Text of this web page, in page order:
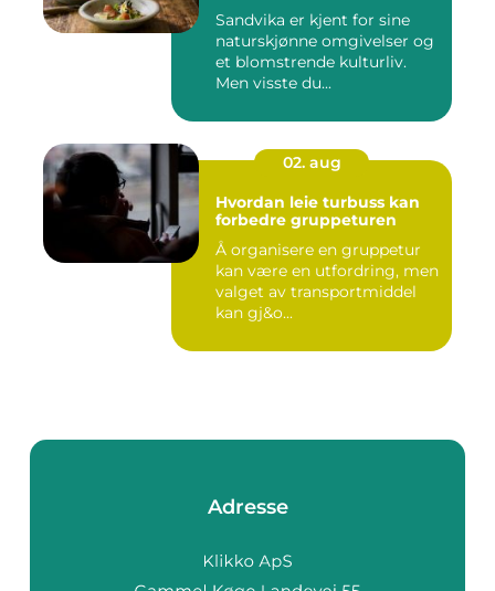
Sandvika er kjent for sine
naturskjønne omgivelser og
et blomstrende kulturliv.
Men visste du...
02. aug
Hvordan leie turbuss kan
forbedre gruppeturen
Å organisere en gruppetur
kan være en utfordring, men
valget av transportmiddel
kan gj&o...
Adresse